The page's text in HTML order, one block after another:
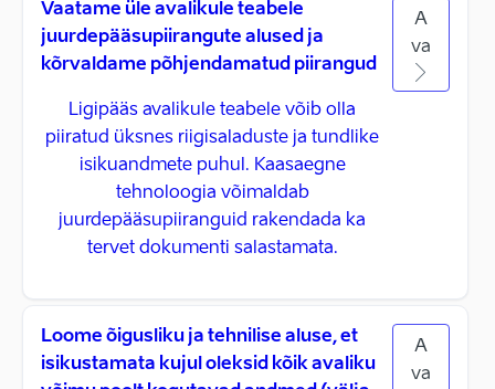
Vaatame üle avalikule teabele
juurdepääsupiirangute alused ja
kõrvaldame põhjendamatud piirangud
Ligipääs avalikule teabele võib olla
piiratud üksnes riigisaladuste ja tundlike
isikuandmete puhul. Kaasaegne
tehnoloogia võimaldab
juurdepääsupiiranguid rakendada ka
tervet dokumenti salastamata.
A
va
Loome õigusliku ja tehnilise aluse, et
isikustamata kujul oleksid kõik avaliku
A
va